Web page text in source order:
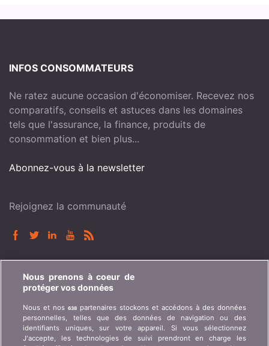
INFOS CONSOMMATEURS
Ne ratez aucune occasion d'économiser. Recevez nos
comparatifs, conseils et astuces dans les domaines
tels que l'assurance, la finance, produits de
consommation et bien plus...
Abonnez-vous à la newsletter
Rejoignez la communauté
BONUS.CH
comparatifs ? Demande de presse, partenariat,
publicité, ...
Nous prenons à coeur de
protéger vos données
Nous et nos638 partenaires stockons et accédons à des données
personnelles, telles que des données de navigation ou des
identifiants uniques, sur votre appareil. Si vous sélectionnez
J'accepte, les technologies de suivi prendront en charge les